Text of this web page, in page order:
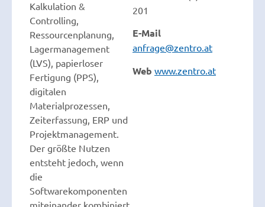
Kalkulation &
Controlling,
Ressourcenplanung,
Lagermanagement
(LVS), papierloser
Fertigung (PPS),
digitalen
Materialprozessen,
Zeiterfassung, ERP und
Projektmanagement.
Der größte Nutzen
entsteht jedoch, wenn
die
Softwarekomponenten
201
E-Mail
anfrage@zentro.at
Web www.zentro.at